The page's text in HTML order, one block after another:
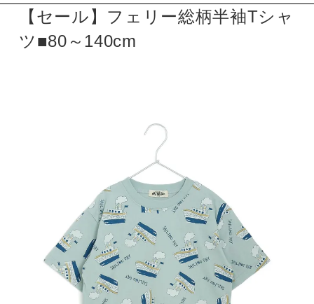
【セール】フェリー総柄半袖Tシャ
ツ■80～140cm